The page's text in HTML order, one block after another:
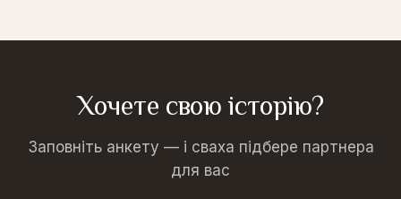
Хочете свою історію?
Заповніть анкету — і сваха підбере партнера
для вас